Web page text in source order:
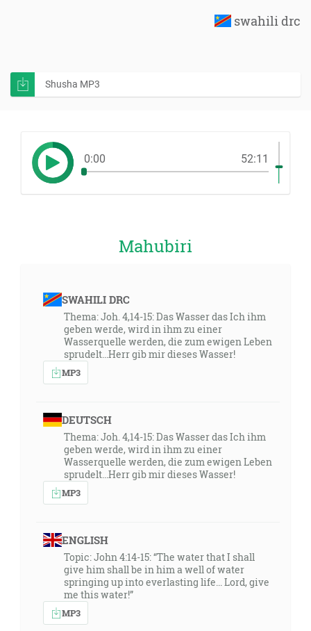
swahili drc
Shusha MP3
0:00 52:11
Mahubiri
SWAHILI DRC
Thema: Joh. 4,14-15: Das Wasser das Ich ihm
geben werde, wird in ihm zu einer
Wasserquelle werden, die zum ewigen Leben
sprudelt...Herr gib mir dieses Wasser!
MP3
DEUTSCH
Thema: Joh. 4,14-15: Das Wasser das Ich ihm
geben werde, wird in ihm zu einer
Wasserquelle werden, die zum ewigen Leben
sprudelt...Herr gib mir dieses Wasser!
MP3
ENGLISH
Topic: John 4:14-15: “The water that I shall
give him shall be in him a well of water
springing up into everlasting life... Lord, give
me this water!”
MP3